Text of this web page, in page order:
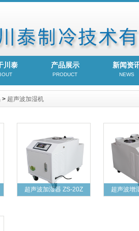
川泰 产品展示
PRODUCT
新闻资
NEWS
> 超声波加湿机
超声波加湿器 ZS-20Z 超声波增